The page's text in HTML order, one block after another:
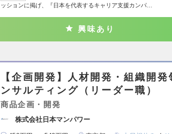
ッションに掲げ、『日本を代表するキャリア支援カンパ…
興味あり
【企画開発】人材開発・組織開
ンサルティング（リーダー職）
商品企画・開発
株式会社日本マンパワー